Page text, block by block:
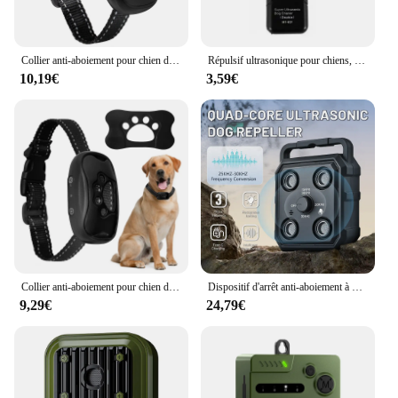
Collier anti-aboiement pour chien de compagnie, dispositif anti-aboiement, aste par USB, entraînement à ultrasons, vibration d'arrêt des aboiements
10,19€
Répulsif ultrasonique pour chiens, double haut-parleur, entraîneur de chiens Portable, dispositif Anti-aboiement, indicateur LED, dispositif répulsif d'entraînement pour chiens de compagnie
3,59€
Collier anti-aboiement pour chien de compagnie, dispositif anti-aboiement, aste par USB, collier d'entraînement à ultrasons, vibration d'arrêt des aboiements
9,29€
Dispositif d'arrêt anti-aboiement à ultrasons pour chiens, contrôle automatique du son, dispositif dissuasif aste, fournitures d'entraînement pour animaux de compagnie, nouveau
24,79€